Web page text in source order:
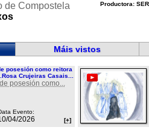
Productora:
de Compostela
Máis vistos
posesión como reitora
Crujeiras Casais...
posesión como...
Evento:
04/2026 [+]